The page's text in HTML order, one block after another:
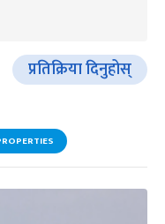
प्रतिक्रिया दिनुहोस्